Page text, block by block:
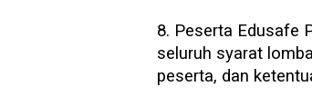
8. Peserta Edusafe
seluruh syarat
peserta, dan